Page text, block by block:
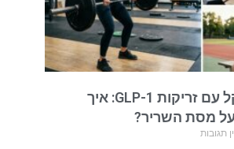
ירידה במשקל עם זריקות GLP-1: איך
מסת השריר?
תגובות